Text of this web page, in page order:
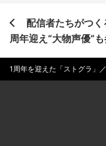
配信者たちがつ
周年迎え“大物声優“
1周年を迎えた「ストグラ」